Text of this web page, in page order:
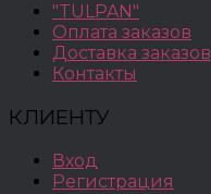
"TULPAN"
Оплата заказов
Доставка заказов
Контакты
КЛИЕНТУ
Вход
Регистрация